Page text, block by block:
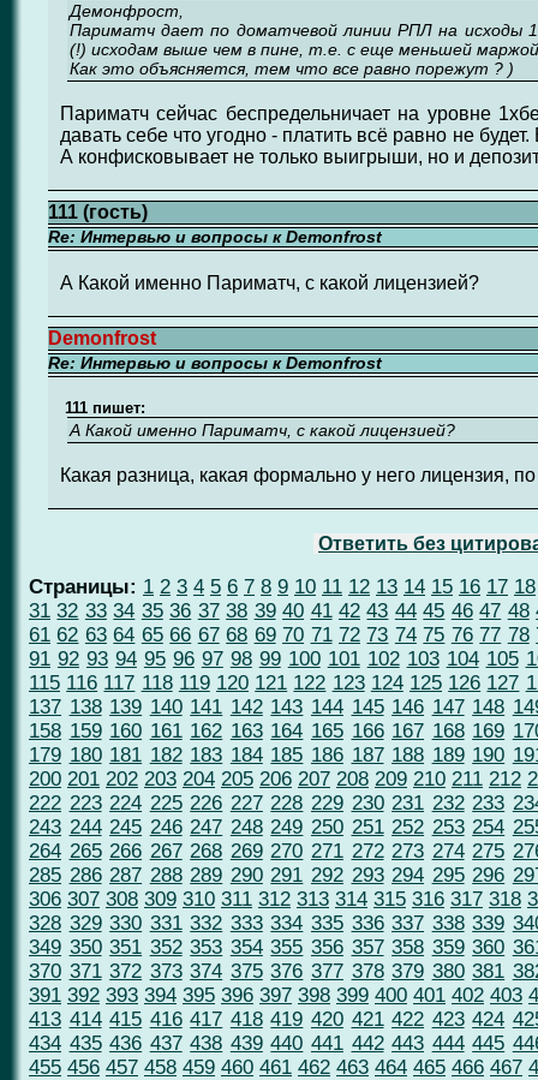
Демонфрост,
Париматч дает по доматчевой линии РПЛ на исходы
(!) исходам выше чем в пине, т.е. с еще меньшей
Как это объясняется, тем что все равно порежут ? )
Париматч сейчас беспредельничает на уровне
давать себе что угодно - платить всё равно не
А конфисковывает не только выигрыши, но и
111 (гость)
Re: Интервью и вопросы к Demonfrost
А Какой именно Париматч, с какой лицензией?
Demonfrost
Re: Интервью и вопросы к Demonfrost
111 пишет:
А Какой именно Париматч, с какой лицензией?
Какая разница, какая формально у него лицензия,
Ответить без
Страницы: 1 2 3 4 5 6 7 8 9 10 11 12 13 14 15 16 17 18
31 32 33 34 35 36 37 38 39 40 41 42 43 44 45 46 47 48
61 62 63 64 65 66 67 68 69 70 71 72 73 74 75 76 77 78
91 92 93 94 95 96 97 98 99 100 101 102 103 104 105
115 116 117 118 119 120 121 122 123 124 125 126 127
137 138 139 140 141 142 143 144 145 146 147 148
158 159 160 161 162 163 164 165 166 167 168 169
179 180 181 182 183 184 185 186 187 188 189 190
200 201 202 203 204 205 206 207 208 209 210 211 212
222 223 224 225 226 227 228 229 230 231 232 233
243 244 245 246 247 248 249 250 251 252 253 254
264 265 266 267 268 269 270 271 272 273 274 275
285 286 287 288 289 290 291 292 293 294 295 296
306 307 308 309 310 311 312 313 314 315 316 317 318
328 329 330 331 332 333 334 335 336 337 338 339
349 350 351 352 353 354 355 356 357 358 359 360
370 371 372 373 374 375 376 377 378 379 380 381
391 392 393 394 395 396 397 398 399 400 401 402 403
413 414 415 416 417 418 419 420 421 422 423 424
434 435 436 437 438 439 440 441 442 443 444 445
455 456 457 458 459 460 461 462 463 464 465 466 467